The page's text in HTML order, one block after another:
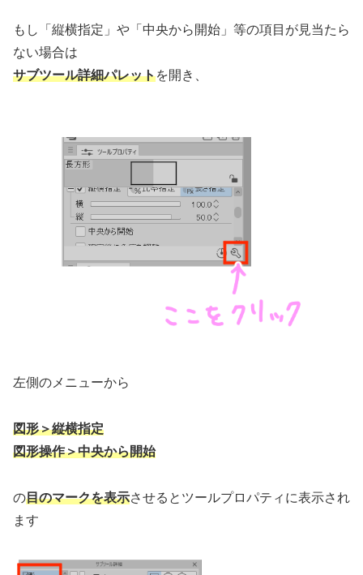
もし「縦横指定」や「中央から開始」等の項目が見当たら
ない場合は
サブツール詳細パレットを開き、
左側のメニューから
図形＞縦横指定
図形操作＞中央から開始
の目のマークを表示させるとツールプロパティに表示され
ます